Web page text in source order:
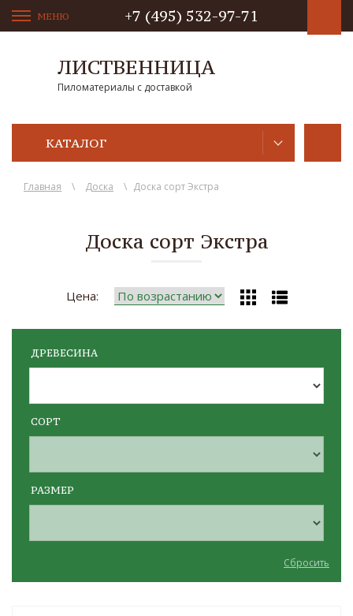
МЕНЮ +7 (495) 532-97-71
ЛИСТВЕННИЦА
Пиломатериалы с доставкой
КАТАЛОГ
Главная \ Доска \ Доска сорт Экстра
Доска сорт Экстра
Цена:
ДРЕВЕСИНА
СОРТ
РАЗМЕР
Сбросить